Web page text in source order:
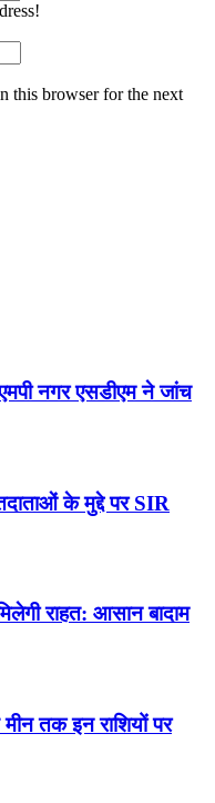
this browser for the next
नगर एसडीएम ने जांच
के मुद्दे पर SIR
राहत: आसान बादाम
तक इन राशियों पर